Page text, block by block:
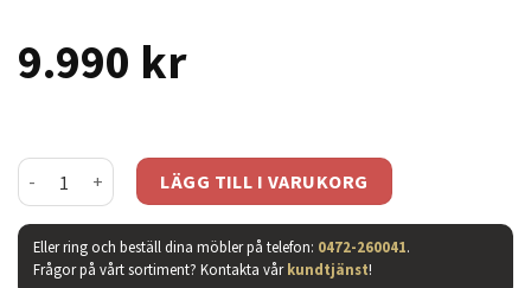
9.990 kr
ZigZag barbord vitlack mängdLÄGG TILL I VARUKORG
Eller ring och beställ dina möbler på telefon: 0472-260041.
Frågor på vårt sortiment? Kontakta vårkundtjänst!